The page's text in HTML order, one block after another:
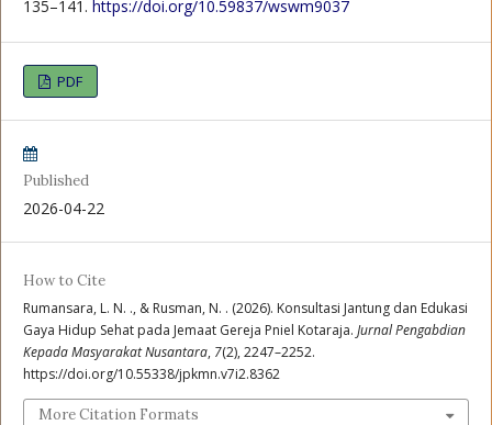
135–141. https://doi.org/10.59837/wswm9037
PDF
Published
2026-04-22
How to Cite
Rumansara, L. N. ., & Rusman, N. . (2026). Konsultasi Jantung dan Edukasi
Gaya Hidup Sehat pada Jemaat Gereja Pniel Kotaraja. Jurnal Pengabdian
Kepada Masyarakat Nusantara, 7(2), 2247–2252.
https://doi.org/10.55338/jpkmn.v7i2.8362
More Citation Formats